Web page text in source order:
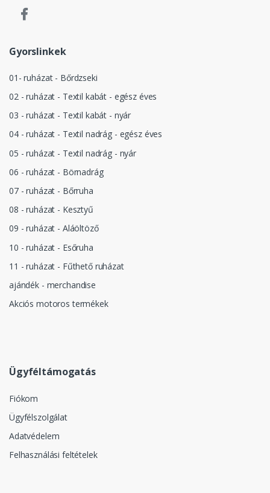
Gyorslinkek
01- ruházat - Bőrdzseki
02 - ruházat - Textil kabát - egész éves
03 - ruházat - Textil kabát - nyár
04 - ruházat - Textil nadrág - egész éves
05 - ruházat - Textil nadrág - nyár
06 - ruházat - Börnadrág
07 - ruházat - Bőrruha
08 - ruházat - Kesztyű
09 - ruházat - Aláöltöző
10 - ruházat - Esőruha
11 - ruházat - Fűthető ruházat
ajándék - merchandise
Akciós motoros termékek
Ügyféltámogatás
Fiókom
Ügyfélszolgálat
Adatvédelem
Felhasználási feltételek